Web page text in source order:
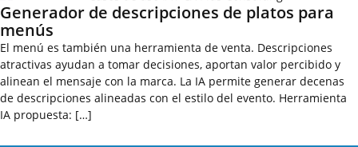
Generador de descripciones de platos para
menús
El menú es también una herramienta de venta. Descripciones
atractivas ayudan a tomar decisiones, aportan valor percibido y
alinean el mensaje con la marca. La IA permite generar decenas
de descripciones alineadas con el estilo del evento. Herramienta
IA propuesta: […]